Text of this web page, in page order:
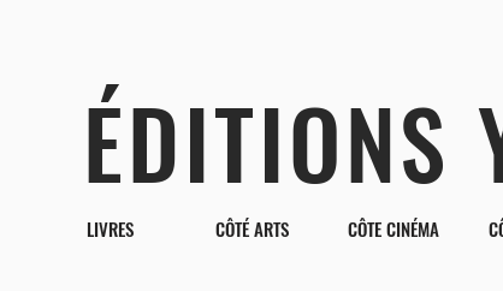
ÉDITIONS
LIVRES CÔTÉ ARTS CÔTE CINÉMA